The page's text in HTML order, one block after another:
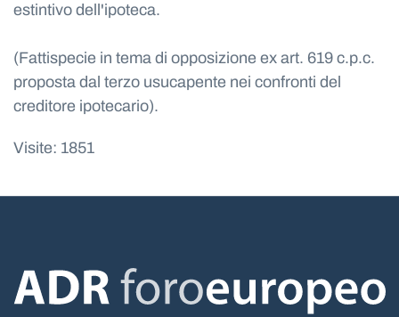
estintivo dell'ipoteca.
(Fattispecie in tema di opposizione ex art. 619 c.p.c.
proposta dal terzo usucapente nei confronti del
creditore ipotecario).
Visite: 1851